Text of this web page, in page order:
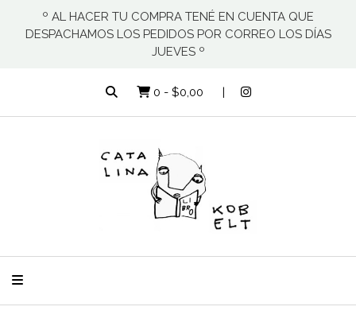
º AL HACER TU COMPRA TENÉ EN CUENTA QUE
DESPACHAMOS LOS PEDIDOS POR CORREO LOS DÍAS
JUEVES º
0 - $0,00